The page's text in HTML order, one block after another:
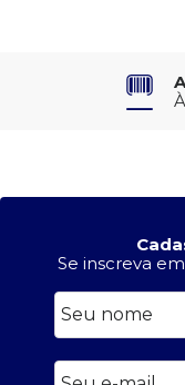
Se inscreva